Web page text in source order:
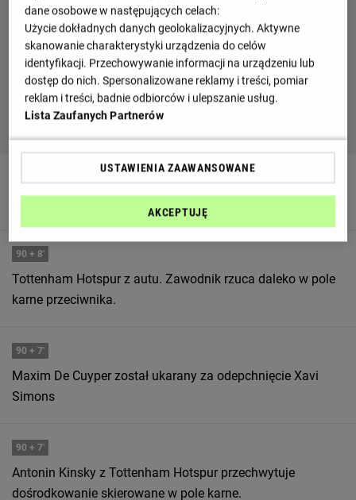
90 + 8'
Tottenham Hotspur z autu. Zawodnik rzuca daleko w pole
karne przeciwnika.
90 + 7'
Maxim De Cuyper został ukarany za odepchnięcie Xavi
Simons
90 + 7'
Antonin Kinsky z Tottenham Hotspur przechwytuje
dośrodkowanie skierowane w pole karne.
dane osobowe w następujących celach:
Użycie dokładnych danych geolokalizacyjnych. Aktywne
skanowanie charakterystyki urządzenia do celów
identyfikacji. Przechowywanie informacji na urządzeniu lub
dostęp do nich. Spersonalizowane reklamy i treści, pomiar
reklam i treści, badnie odbiorców i ulepszanie usług.
Lista Zaufanych Partnerów
USTAWIENIA ZAAWANSOWANE
AKCEPTUJĘ